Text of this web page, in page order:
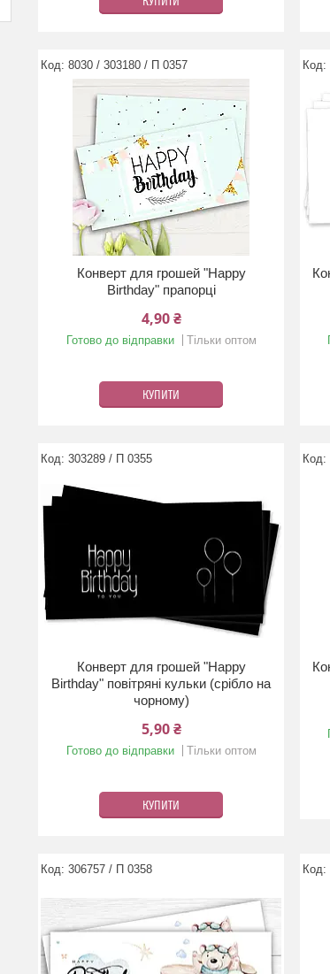
8030 / 303180 / П 0357
Конверт для грошей "Happy
Birthday" прапорці
4,90 ₴
Готово до відправки Тільки оптом
КУПИТИ
303289 / П 0355
Конверт для грошей "Happy
Birthday" повітряні кульки (срібло на
чорному)
5,90 ₴
Готово до відправки Тільки оптом
КУПИТИ
306757 / П 0358